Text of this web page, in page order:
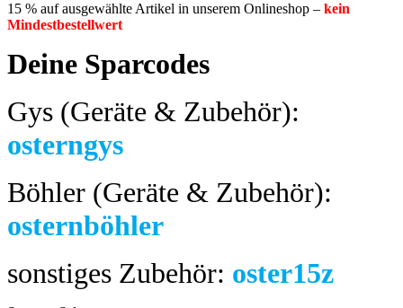
15 % auf ausgewählte Artikel in unserem Onlineshop – kein
Mindestbestellwert
Deine Sparcodes
Gys (Geräte & Zubehör):
osterngys
Böhler (Geräte & Zubehör):
osternböhler
sonstiges Zubehör: oster15z